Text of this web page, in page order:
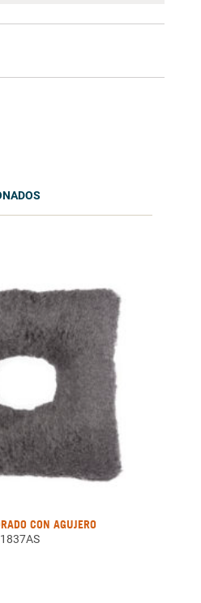
CON AGUJERO
1837AS